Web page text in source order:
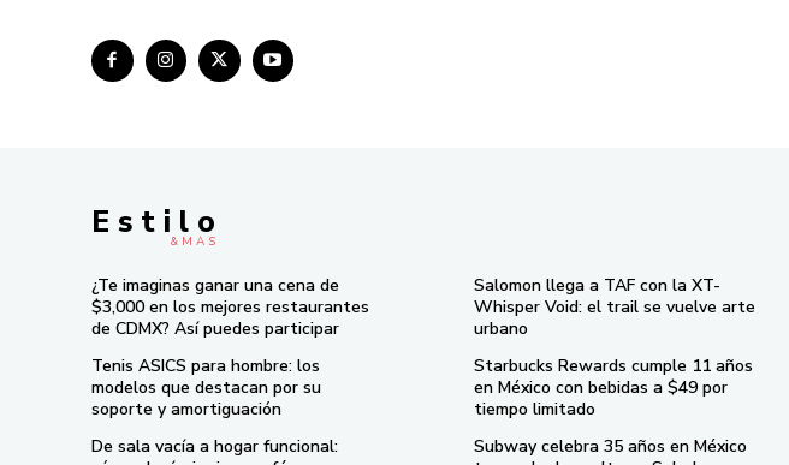
E s t i l o
& M À S
¿Te imaginas ganar una cena de
$3,000 en los mejores restaurantes
de CDMX? Así puedes participar
Tenis ASICS para hombre: los
modelos que destacan por su
soporte y amortiguación
De sala vacía a hogar funcional:
Salomon llega a TAF con la XT-
Whisper Void: el trail se vuelve arte
urbano
Starbucks Rewards cumple 11 años
en México con bebidas a $49 por
tiempo limitado
Subway celebra 35 años en México